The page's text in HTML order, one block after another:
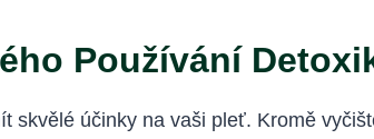
Používání
skvělé účinky na vaši pleť. Kromě